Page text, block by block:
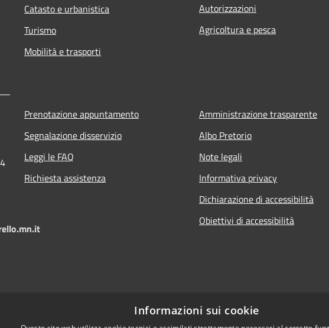
Catasto e urbanistica
Turismo
Mobilità e trasporti
Autorizzazioni
Agricoltura e pesca
Prenotazione appuntamento
Segnalazione disservizio
Leggi le FAQ
Richiesta assistenza
Amministrazione trasparente
Albo Pretorio
Note legali
Informativa privacy
Dichiarazione di accessibilità
Obiettivi di accessibilità
Informazioni sui cookie